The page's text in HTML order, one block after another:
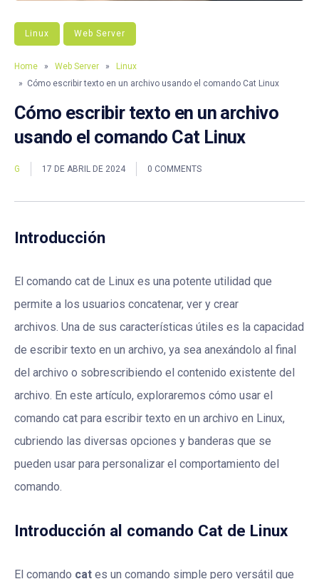
Linux Web Server
Home » Web Server »
Linux
» Cómo escribir texto en un archivo usando el comando Cat Linux
Cómo escribir texto en un archivo
usando el comando Cat Linux
G 17 DE ABRIL DE 2024 0 COMMENTS
Introducción
El comando cat de Linux es una potente utilidad que
permite a los usuarios concatenar, ver y crear
archivos. Una de sus características útiles es la capacidad
de escribir texto en un archivo, ya sea anexándolo al final
del archivo o sobrescribiendo el contenido existente del
archivo. En este artículo, exploraremos cómo usar el
comando cat para escribir texto en un archivo en Linux,
cubriendo las diversas opciones y banderas que se
pueden usar para personalizar el comportamiento del
comando.
Introducción al comando Cat de Linux
El comando cat es un comando simple pero versátil que